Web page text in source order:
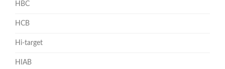
HBC
HCB
Hi-target
HIAB